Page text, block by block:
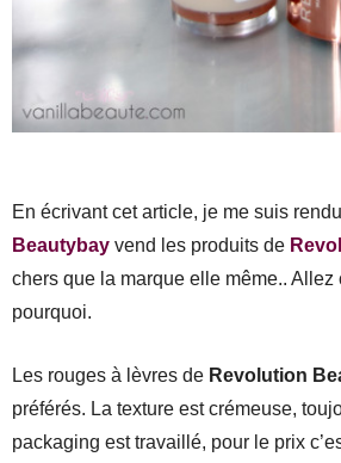
En écrivant cet article, je me suis
Beautybay vend les produits de
chers que la marque elle même.. Allez
pourquoi.
Les rouges à lèvres de Revolution
préférés. La texture est crémeuse,
packaging est travaillé, pour le prix